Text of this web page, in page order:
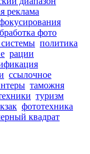
реклама
фото
политика
рации
ссылочное
таможня
туризм
фототехника
квадрат